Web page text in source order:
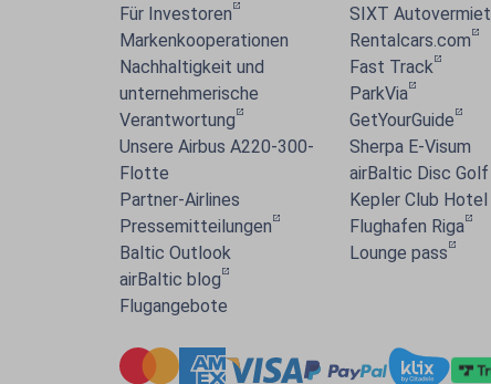
Für Investoren
Markenkooperationen
Nachhaltigkeit und
unternehmerische
Verantwortung
Unsere Airbus A220-300-
Flotte
Partner-Airlines
Pressemitteilungen
Baltic Outlook
airBaltic blog
Flugangebote
SIXT
Rentalcars.com
Fast Track
ParkVia
GetYourGuide
Sherpa E-Visum
airBaltic Disc
Kepler Club Hotel
Flughafen Riga
Lounge pass